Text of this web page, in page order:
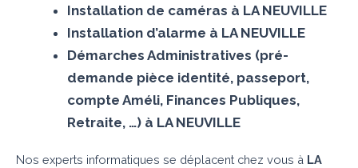
Installation de caméras à LA NEUVILLE
Installation d’alarme à LA NEUVILLE
Démarches Administratives (pré-
demande pièce identité, passeport,
compte Améli, Finances Publiques,
Retraite, …) à LA NEUVILLE
Nos experts informatiques se déplacent chez vous à LA